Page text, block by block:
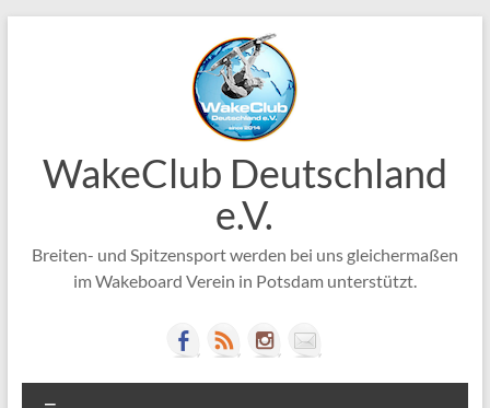
WakeClub Deutschland
e.V.
Breiten- und Spitzensport werden bei uns gleichermaßen
im Wakeboard Verein in Potsdam unterstützt.